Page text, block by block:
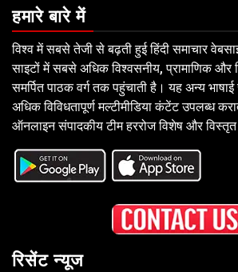
हमारे बारे में
विश्व में सबसे तेजी से बढ़ती हुई हिंदी समाचार
साइटों में सबसे अधिक विश्वसनीय, प्रामाणिक और
समर्पित पाठक वर्ग तक पहुंचाती है। यह अन्य
अधिक विविधतापूर्ण मल्टीमीडिया कंटेंट उपलब्ध
ऑनलाइन संपादकीय टीम हररोज विशेष और
रिसेंट न्यूज